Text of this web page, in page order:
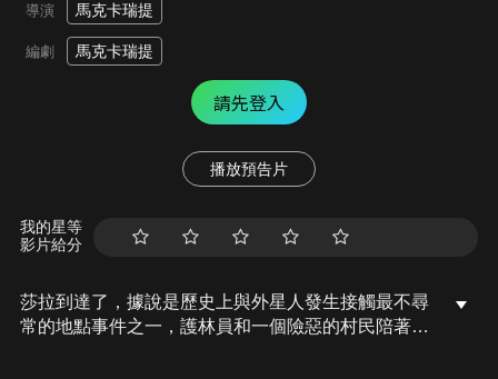
導演 馬克卡瑞提
編劇 馬克卡瑞提
請先登入
播放預告片
我的星等
影片給分
莎拉到達了，據說是歷史上與外星人發生接觸最不尋
常的地點事件之一，護林員和一個險惡的村民陪著